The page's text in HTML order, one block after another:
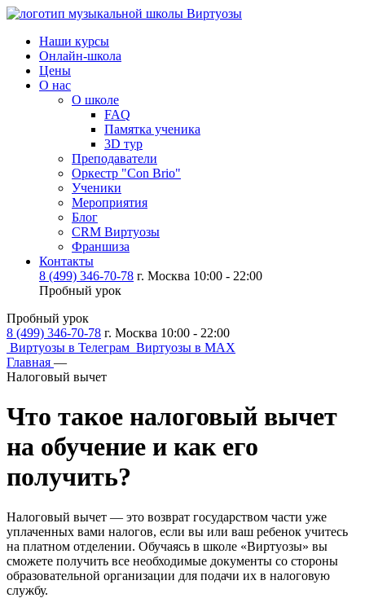
Наши курсы
Онлайн-школа
Цены
О нас
О школе
FAQ
Памятка ученика
3D тур
Преподаватели
Оркестр "Con Brio"
Ученики
Мероприятия
Блог
CRM Виртуозы
Франшиза
Контакты
8 (499) 346-70-78 г. Москва 10:00 - 22:00
Пробный урок
Пробный урок
8 (499) 346-70-78 г. Москва 10:00 - 22:00
Виртуозы в Телеграм Виртуозы в MAX
Главная —
Налоговый вычет
Что такое налоговый вычет
на обучение и как его
получить?
Налоговый вычет — это возврат государством части уже
уплаченных вами налогов, если вы или ваш ребенок учитесь
на платном отделении. Обучаясь в школе «Виртуозы» вы
сможете получить все необходимые документы со стороны
образовательной организации для подачи их в налоговую
службу.